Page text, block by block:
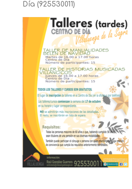
Día (925530011)